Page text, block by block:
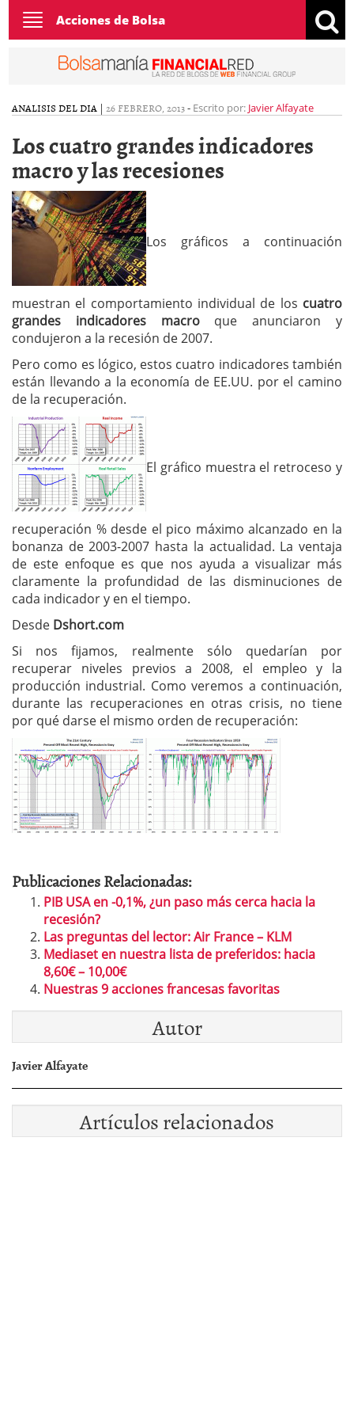
Toggle
navigation
Acciones de Bolsa
ANALISIS DEL DIA | 26 FEBRERO, 2013- Escrito por: Javier Alfayate
Los cuatro grandes indicadores
macro y las recesiones
Los gráficos a continuación
muestran el comportamiento individual de los cuatro
grandes indicadores macroque anunciaron y
condujeron a la recesión de 2007.
Pero como es lógico, estos cuatro indicadores también
están llevando a la economía de EE.UU. por el camino
de la recuperación.
El gráfico muestra el retroceso y
recuperación % desde el pico máximo alcanzado en la
bonanza de 2003-2007 hasta la actualidad. La ventaja
de este enfoque es que nos ayuda a visualizar más
claramente la profundidad de las disminuciones de
cada indicador y en el tiempo.
Desde Dshort.com
Si nos fijamos, realmente sólo quedarían por
recuperar niveles previos a 2008, el empleo y la
producción industrial. Como veremos a continuación,
durante las recuperaciones en otras crisis, no tiene
por qué darse el mismo orden de recuperación:
Publicaciones Relacionadas:
PIB USA en -0,1%, ¿un paso más cerca hacia la
recesión?
Las preguntas del lector: Air France – KLM
Mediaset en nuestra lista de preferidos: hacia
8,60€ – 10,00€
Nuestras 9 acciones francesas favoritas
Autor
Javier Alfayate
Artículos relacionados